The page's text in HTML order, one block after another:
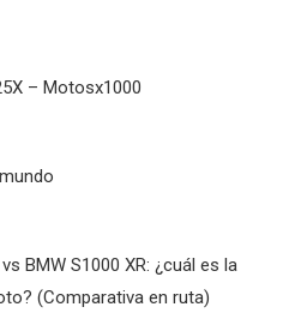
– Motosx1000
BMW S1000 XR: ¿cuál es la
(Comparativa en ruta)